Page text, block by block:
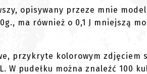
opisywany przeze mnie
ma również o 0,1 J mniejszą
przykryte kolorowym zdjęciem
W pudełku można znaleźć 100